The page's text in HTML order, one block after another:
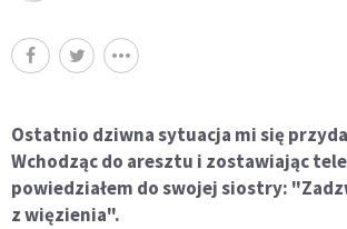
Ostatnio dziwna sytuacja mi się
Wchodząc do aresztu i zostawiając
powiedziałem do swojej siostry:
z więzienia".